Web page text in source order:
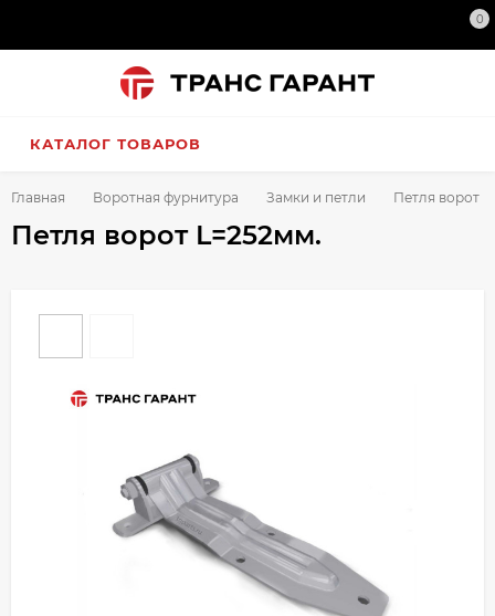
0
КАТАЛОГ ТОВАРОВ
Главная Воротная фурнитура Замки и петли Петля ворот
Петля ворот L=252мм.